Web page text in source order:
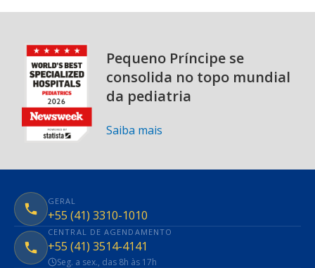
Pequeno Príncipe se
consolida no topo mundial
da pediatria
Saiba mais
GERAL
+55 (41) 3310-1010
CENTRAL DE AGENDAMENTO
+55 (41) 3514-4141
Seg. a sex., das 8h às 17h